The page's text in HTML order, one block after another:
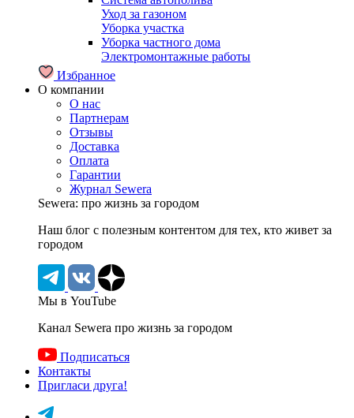
Уход за газоном
Уборка участка
Уборка частного дома
Электромонтажные работы
Избранное
О компании
О нас
Партнерам
Отзывы
Доставка
Оплата
Гарантии
Журнал Sewera
Sewera: про жизнь за городом
Наш блог c полезным контентом для тех, кто живет за
городом
Мы в YouTube
Канал Sewera про жизнь за городом
Подписаться
Контакты
Пригласи друга!